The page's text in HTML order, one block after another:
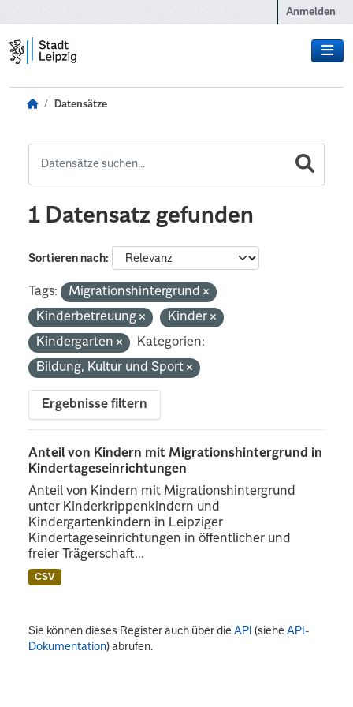
Anmelden
Datensätze
1 Datensatz gefunden
Sortieren nach
Tags:
Migrationshintergrund
Kinderbetreuung
Kinder
Kindergarten
Kategorien:
Bildung, Kultur und Sport
Ergebnisse filtern
Anteil von Kindern mit Migrationshintergrund in
Kindertageseinrichtungen
Anteil von Kindern mit Migrationshintergrund
unter Kinderkrippenkindern und
Kindergartenkindern in Leipziger
Kindertageseinrichtungen in öffentlicher und
freier Trägerschaft...
CSV
Sie können dieses Register auch über dieAPI (sieheAPI-
Dokumentation) abrufen.